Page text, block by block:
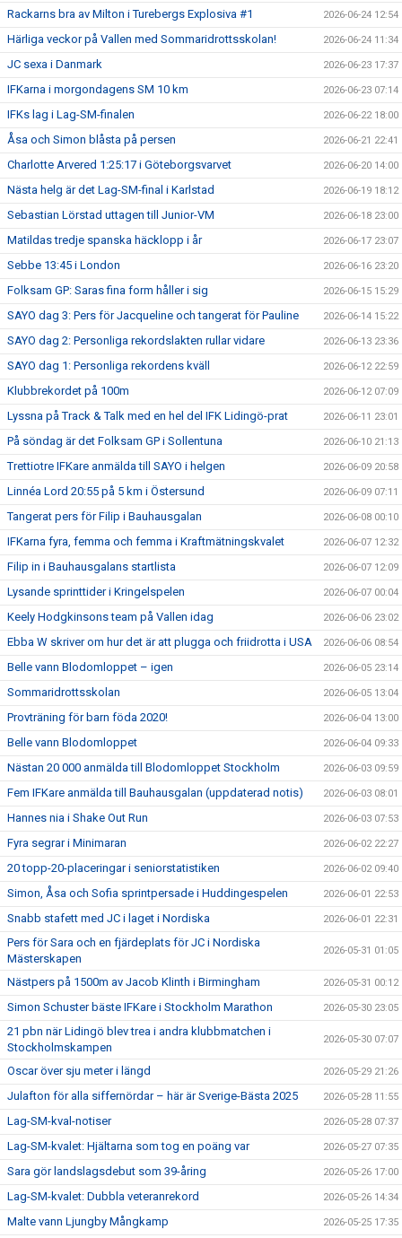
Rackarns bra av Milton i Turebergs Explosiva #1 2026-06-24 12:54
Härliga veckor på Vallen med Sommaridrottsskolan! 2026-06-24 11:34
JC sexa i Danmark 2026-06-23 17:37
IFKarna i morgondagens SM 10 km 2026-06-23 07:14
IFKs lag i Lag-SM-finalen 2026-06-22 18:00
Åsa och Simon blåsta på persen 2026-06-21 22:41
Charlotte Arvered 1:25:17 i Göteborgsvarvet 2026-06-20 14:00
Nästa helg är det Lag-SM-final i Karlstad 2026-06-19 18:12
Sebastian Lörstad uttagen till Junior-VM 2026-06-18 23:00
Matildas tredje spanska häcklopp i år 2026-06-17 23:07
Sebbe 13:45 i London 2026-06-16 23:20
Folksam GP: Saras fina form håller i sig 2026-06-15 15:29
SAYO dag 3: Pers för Jacqueline och tangerat för Pauline 2026-06-14 15:22
SAYO dag 2: Personliga rekordslakten rullar vidare 2026-06-13 23:36
SAYO dag 1: Personliga rekordens kväll 2026-06-12 22:59
Klubbrekordet på 100m 2026-06-12 07:09
Lyssna på Track & Talk med en hel del IFK Lidingö-prat 2026-06-11 23:01
På söndag är det Folksam GP i Sollentuna 2026-06-10 21:13
Trettiotre IFKare anmälda till SAYO i helgen 2026-06-09 20:58
Linnéa Lord 20:55 på 5 km i Östersund 2026-06-09 07:11
Tangerat pers för Filip i Bauhausgalan 2026-06-08 00:10
IFKarna fyra, femma och femma i Kraftmätningskvalet 2026-06-07 12:32
Filip in i Bauhausgalans startlista 2026-06-07 12:09
Lysande sprinttider i Kringelspelen 2026-06-07 00:04
Keely Hodgkinsons team på Vallen idag 2026-06-06 23:02
Ebba W skriver om hur det är att plugga och friidrotta i USA 2026-06-06 08:54
Belle vann Blodomloppet – igen 2026-06-05 23:14
Sommaridrottsskolan 2026-06-05 13:04
Provträning för barn föda 2020! 2026-06-04 13:00
Belle vann Blodomloppet 2026-06-04 09:33
Nästan 20 000 anmälda till Blodomloppet Stockholm 2026-06-03 09:59
Fem IFKare anmälda till Bauhausgalan (uppdaterad notis) 2026-06-03 08:01
Hannes nia i Shake Out Run 2026-06-03 07:53
Fyra segrar i Minimaran 2026-06-02 22:27
20 topp-20-placeringar i seniorstatistiken 2026-06-02 09:40
Simon, Åsa och Sofia sprintpersade i Huddingespelen 2026-06-01 22:53
Snabb stafett med JC i laget i Nordiska 2026-06-01 22:31
Pers för Sara och en fjärdeplats för JC i Nordiska
Mästerskapen
2026-05-31 01:05
Nästpers på 1500m av Jacob Klinth i Birmingham 2026-05-31 00:12
Simon Schuster bäste IFKare i Stockholm Marathon 2026-05-30 23:05
21 pbn när Lidingö blev trea i andra klubbmatchen i
Stockholmskampen
2026-05-30 07:07
Oscar över sju meter i längd 2026-05-29 21:26
Julafton för alla siffernördar – här är Sverige-Bästa 2025 2026-05-28 11:55
Lag-SM-kval-notiser 2026-05-28 07:37
Lag-SM-kvalet: Hjältarna som tog en poäng var 2026-05-27 07:35
Sara gör landslagsdebut som 39-åring 2026-05-26 17:00
Lag-SM-kvalet: Dubbla veteranrekord 2026-05-26 14:34
Malte vann Ljungby Mångkamp 2026-05-25 17:35